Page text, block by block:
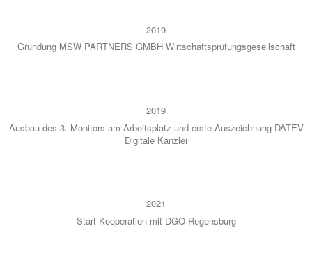
2019
Grün­dung MSW PARTNERS GMBH Wirt­schafts­prü­fungs­ge­sell­schaft
2019
Aus­bau des 3. Moni­tors am Arbeits­platz und ers­te Aus­zeich­nung DATEV
Digi­ta­le Kanz­lei
2021
Start Koope­ra­ti­on mit DGO Regens­burg